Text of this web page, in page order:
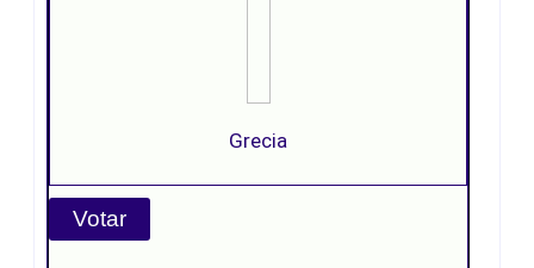
Grecia